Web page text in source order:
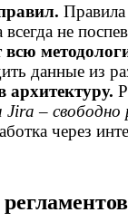
не
всю
данные из
архитектуру.
Jira –
через